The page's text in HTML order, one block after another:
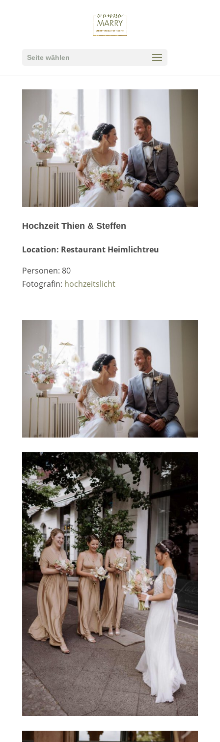
Seite wählen
Hochzeit Thien & Steffen
Location: Restaurant Heimlichtreu
Personen: 80
Fotografin: hochzeitslicht